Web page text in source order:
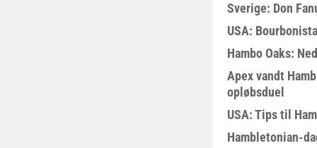
Sverige: Don
USA:
Hambo Oaks:
Apex vandt
opløbsduel
USA: Tips til
Hambletonian-